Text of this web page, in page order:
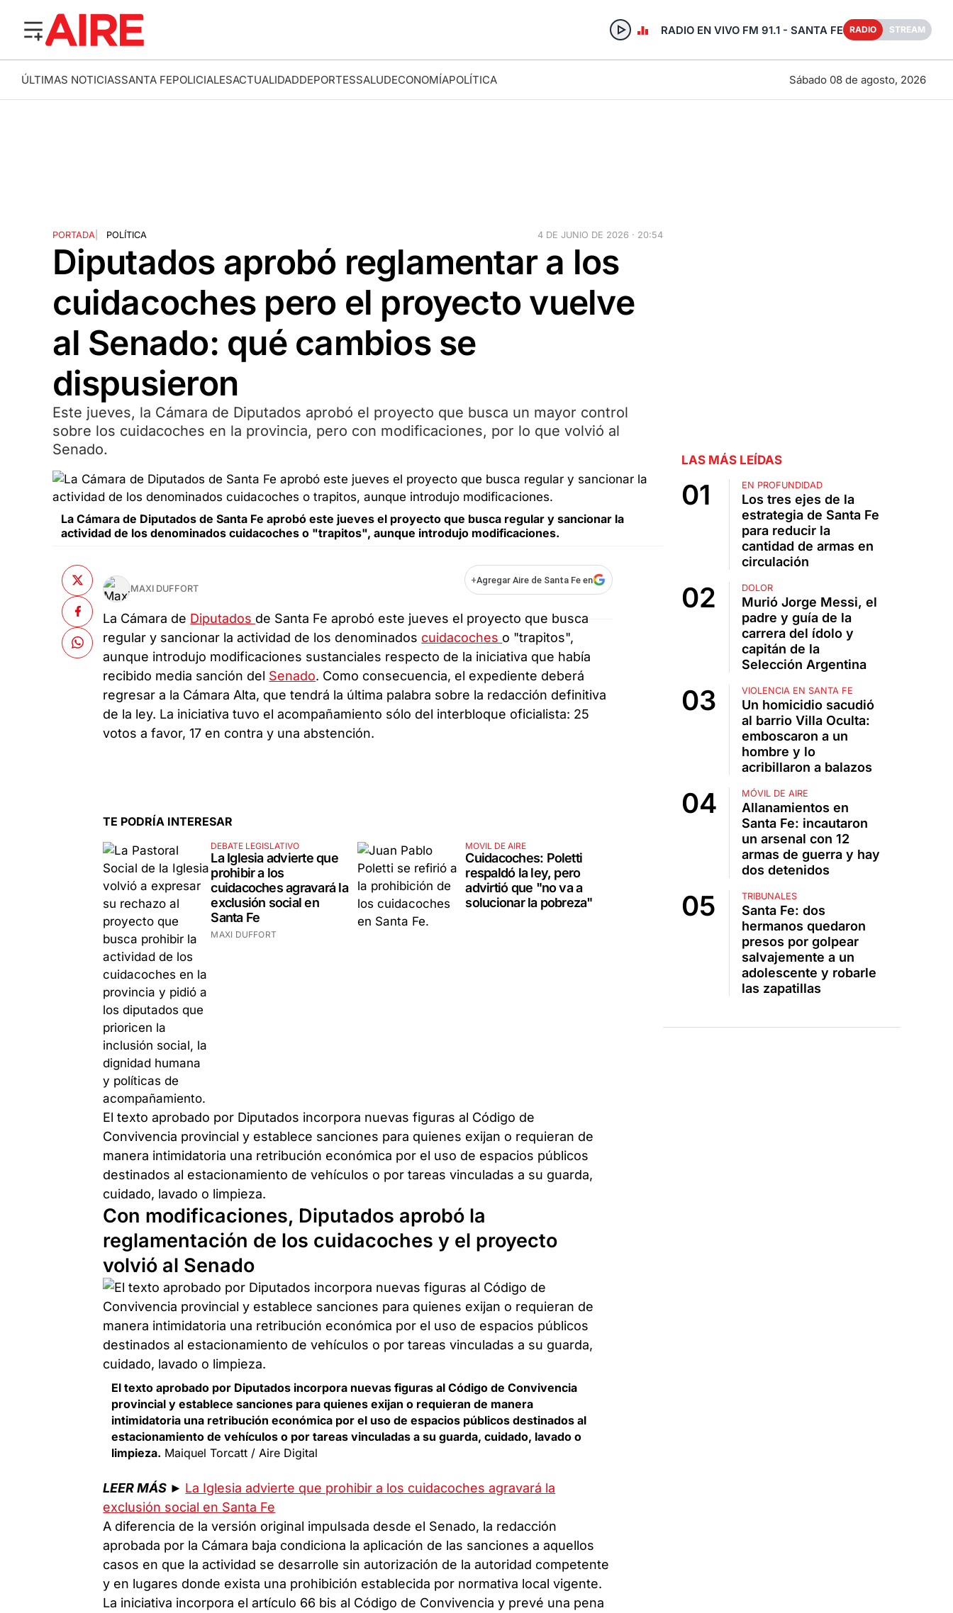
RADIO EN VIVO FM 91.1 - SANTA FE RADIO STREAM
ÚLTIMAS NOTICIASSANTA FEPOLICIALESACTUALIDADDEPORTESSALUDECONOMÍAPOLÍTICA Sábado 08 de agosto, 2026
PORTADA| POLÍTICA 4 DE JUNIO DE 2026 · 20:54
Diputados aprobó reglamentar a los
cuidacoches pero el proyecto vuelve
al Senado: qué cambios se
dispusieron
Este jueves, la Cámara de Diputados aprobó el proyecto que busca un mayor control
sobre los cuidacoches en la provincia, pero con modificaciones, por lo que volvió al
Senado.
La Cámara de Diputados de Santa Fe aprobó este jueves el proyecto que busca regular y sancionar la
actividad de los denominados cuidacoches o "trapitos", aunque introdujo modificaciones.
MAXI DUFFORT
+Agregar Aire de Santa Fe en
La Cámara de Diputados de Santa Fe aprobó este jueves el proyecto que busca
regular y sancionar la actividad de los denominados cuidacoches o "trapitos",
aunque introdujo modificaciones sustanciales respecto de la iniciativa que había
recibido media sanción del Senado. Como consecuencia, el expediente deberá
regresar a la Cámara Alta, que tendrá la última palabra sobre la redacción definitiva
de la ley. La iniciativa tuvo el acompañamiento sólo del interbloque oficialista: 25
votos a favor, 17 en contra y una abstención.
TE PODRÍA INTERESAR
DEBATE LEGISLATIVO
La Iglesia advierte que
prohibir a los
cuidacoches agravará la
exclusión social en
Santa Fe
MAXI DUFFORT
MOVIL DE AIRE
Cuidacoches: Poletti
respaldó la ley, pero
advirtió que "no va a
solucionar la pobreza"
El texto aprobado por Diputados incorpora nuevas figuras al Código de
Convivencia provincial y establece sanciones para quienes exijan o requieran de
manera intimidatoria una retribución económica por el uso de espacios públicos
destinados al estacionamiento de vehículos o por tareas vinculadas a su guarda,
cuidado, lavado o limpieza.
Con modificaciones, Diputados aprobó la
reglamentación de los cuidacoches y el proyecto
volvió al Senado
El texto aprobado por Diputados incorpora nuevas figuras al Código de Convivencia
provincial y establece sanciones para quienes exijan o requieran de manera
intimidatoria una retribución económica por el uso de espacios públicos destinados al
estacionamiento de vehículos o por tareas vinculadas a su guarda, cuidado, lavado o
limpieza. Maiquel Torcatt / Aire Digital
LEER MÁS ► La Iglesia advierte que prohibir a los cuidacoches agravará la
exclusión social en Santa Fe
A diferencia de la versión original impulsada desde el Senado, la redacción
aprobada por la Cámara baja condiciona la aplicación de las sanciones a aquellos
casos en que la actividad se desarrolle sin autorización de la autoridad competente
y en lugares donde exista una prohibición establecida por normativa local vigente.
La iniciativa incorpora el artículo 66 bis al Código de Convivencia y prevé una pena
LAS MÁS LEÍDAS
EN PROFUNDIDAD
Los tres ejes de la
estrategia de Santa Fe
para reducir la
cantidad de armas en
circulación
DOLOR
Murió Jorge Messi, el
padre y guía de la
carrera del ídolo y
capitán de la
Selección Argentina
VIOLENCIA EN SANTA FE
Un homicidio sacudió
al barrio Villa Oculta:
emboscaron a un
hombre y lo
acribillaron a balazos
MÓVIL DE AIRE
Allanamientos en
Santa Fe: incautaron
un arsenal con 12
armas de guerra y hay
dos detenidos
TRIBUNALES
Santa Fe: dos
hermanos quedaron
presos por golpear
salvajemente a un
adolescente y robarle
las zapatillas